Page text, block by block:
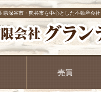
県深谷市・熊谷市を中心とした不動産会社
売買